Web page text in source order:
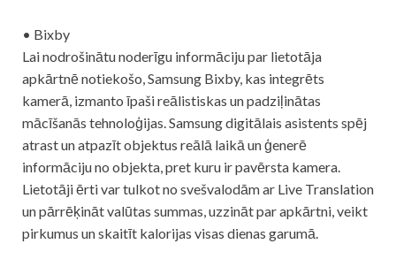
• Bixby
Lai nodrošinātu noderīgu informāciju par lietotāja
apkārtnē notiekošo, Samsung Bixby, kas integrēts
kamerā, izmanto īpaši reālistiskas un padziļinātas
mācīšanās tehnoloģijas. Samsung digitālais asistents spēj
atrast un atpazīt objektus reālā laikā un ģenerē
informāciju no objekta, pret kuru ir pavērsta kamera.
Lietotāji ērti var tulkot no svešvalodām ar Live Translation
un pārrēķināt valūtas summas, uzzināt par apkārtni, veikt
pirkumus un skaitīt kalorijas visas dienas garumā.